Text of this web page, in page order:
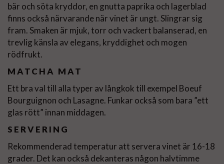
bär och söta kryddor, en gnutta paprika och lagerblad
finns också närvarande när vinet är ungt. Slingrar sig
fram. Smaken är mjuk, torr och vackert balanserad, en
trevlig känsla av elegans, kryddighet och mogen
rödfrukt.
MATCHA MAT
Ett bra val till alla typer av långkok till exempel Boeuf
Bourguignon och Lasagne. Funkar också som bara ”ett
glas rött” innan middagen.
SERVERING
Rekommenderad temperatur att servera vinet är 16-18
grader. Det kan också dekanteras någon halvtimme